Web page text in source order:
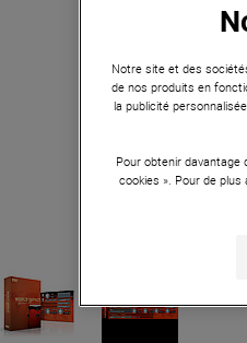
Notre site et des
de nos produits en
la publicité
Pour obtenir
cookies ». Pour de